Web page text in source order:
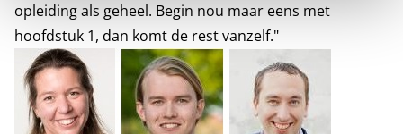
opleiding als geheel. Begin nou maar eens met
hoofdstuk 1, dan komt de rest vanzelf."